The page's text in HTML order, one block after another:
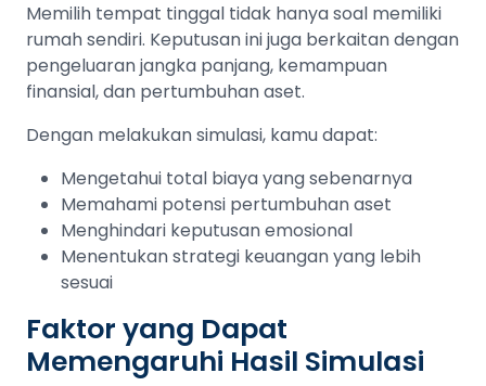
Memilih tempat tinggal tidak hanya soal memiliki
rumah sendiri. Keputusan ini juga berkaitan dengan
pengeluaran jangka panjang, kemampuan
finansial, dan pertumbuhan aset.
Dengan melakukan simulasi, kamu dapat:
Mengetahui total biaya yang sebenarnya
Memahami potensi pertumbuhan aset
Menghindari keputusan emosional
Menentukan strategi keuangan yang lebih
sesuai
Faktor yang Dapat
Memengaruhi Hasil Simulasi